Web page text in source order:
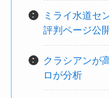
ミライ水道セ
評判ページ公
クラシアンが
ロが分析